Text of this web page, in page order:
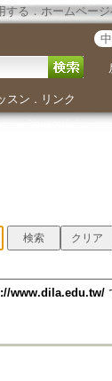
する ． ホームペー
中
スン ． リンク
www.dila.edu.tw/